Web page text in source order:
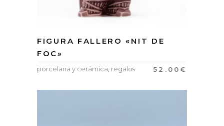
FIGURA FALLERO «NIT DE
FOC»
52.00€
porcelana y cerámica, regalos